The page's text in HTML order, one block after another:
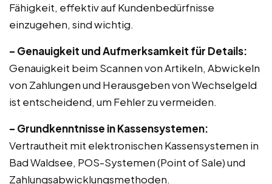
Fähigkeit, effektiv auf Kundenbedürfnisse
einzugehen, sind wichtig.
– Genauigkeit und Aufmerksamkeit für Details:
Genauigkeit beim Scannen von Artikeln, Abwickeln
von Zahlungen und Herausgeben von Wechselgeld
ist entscheidend, um Fehler zu vermeiden.
– Grundkenntnisse in Kassensystemen:
Vertrautheit mit elektronischen Kassensystemen in
Bad Waldsee, POS-Systemen (Point of Sale) und
Zahlungsabwicklungsmethoden.